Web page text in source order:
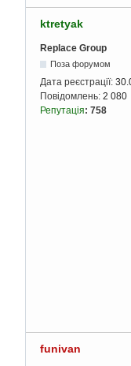
ktretyak
Replace Group
Поза форумом
Дата реєстрації:
Повідомлень: 2 080
Репутація: 758
funivan